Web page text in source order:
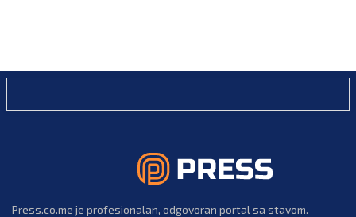
Press.co.me je profesionalan, odgovoran portal sa stavom.